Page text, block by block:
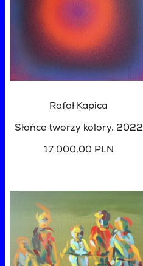
Rafał Kapica
Słońce tworzy kolory, 2022
17 000,00 PLN